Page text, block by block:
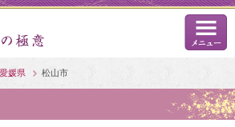
愛媛県 松山市